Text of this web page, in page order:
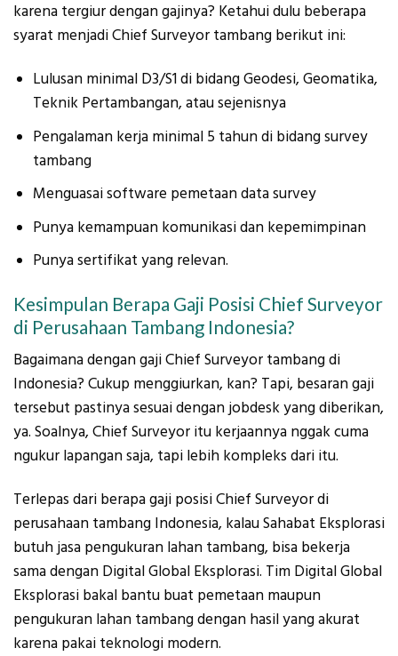
karena tergiur dengan gajinya? Ketahui dulu beberapa
syarat menjadi Chief Surveyor tambang berikut ini:
Lulusan minimal D3/S1 di bidang Geodesi, Geomatika,
Teknik Pertambangan, atau sejenisnya
Pengalaman kerja minimal 5 tahun di bidang survey
tambang
Menguasai software pemetaan data survey
Punya kemampuan komunikasi dan kepemimpinan
Punya sertifikat yang relevan.
Kesimpulan Berapa Gaji Posisi Chief Surveyor
di Perusahaan Tambang Indonesia?
Bagaimana dengan gaji Chief Surveyor tambang di
Indonesia? Cukup menggiurkan, kan? Tapi, besaran gaji
tersebut pastinya sesuai dengan jobdesk yang diberikan,
ya. Soalnya, Chief Surveyor itu kerjaannya nggak cuma
ngukur lapangan saja, tapi lebih kompleks dari itu.
Terlepas dari berapa gaji posisi Chief Surveyor di
perusahaan tambang Indonesia, kalau Sahabat Eksplorasi
butuh jasa pengukuran lahan tambang, bisa bekerja
sama dengan Digital Global Eksplorasi. Tim Digital Global
Eksplorasi bakal bantu buat pemetaan maupun
pengukuran lahan tambang dengan hasil yang akurat
karena pakai teknologi modern.